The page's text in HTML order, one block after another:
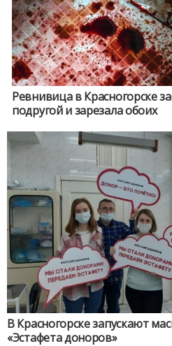
Ревнивица в Красногорске
подругой и зарезала обоих
В Красногорске запускают
«Эстафета доноров»